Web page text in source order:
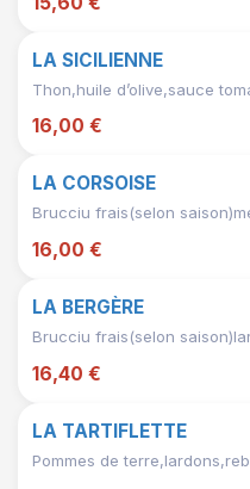
LA SICILIENNE
Thon,huile d’olive,sauce
16,00 €
LA CORSOISE
Brucciu frais(selon
16,00 €
LA BERGÈRE
Brucciu frais(selon
16,40 €
LA TARTIFLETTE
Pommes de